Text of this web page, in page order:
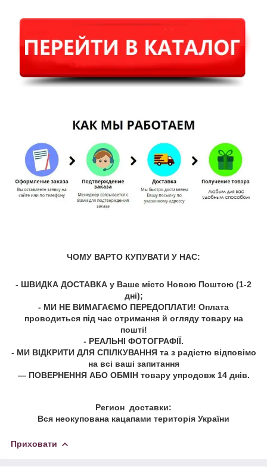
ЧОМУ ВАРТО КУПУВАТИ У НАС:
- ШВИДКА ДОСТАВКА у Ваше місто Новою Поштою (1-2
дні);
- МИ НЕ ВИМАГАЄМО ПЕРЕДОПЛАТИ! Оплата
проводиться під час отримання й огляду товару на
пошті!
- РЕАЛЬНІ ФОТОГРАФІЇ.
- МИ ВІДКРИТИ ДЛЯ СПІЛКУВАННЯ та з радістю відповімо
на всі ваші запитання
— ПОВЕРНЕННЯ АБО ОБМІН товару упродовж 14 днів.
Регион доставки:
Вся неокупована кацапами територія України
Приховати